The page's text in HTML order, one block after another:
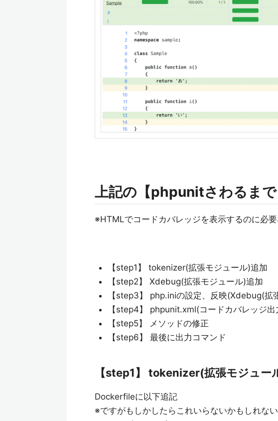
上記の【phpunitさわるま
※HTMLでコードカバレッジを表示するのに必
【step1】 tokenizer(拡張モジュール)追加
【step2】 Xdebug(拡張モジュール)追加
【step3】 php.iniの設定、反映(Xdebug(拡
【step4】 phpunit.xml(コードカバレッジ
【step5】 メソッドの修正
【step6】 最後に出力コマンド
【step1】 tokenizer(拡張モジュー
Dockerfileに以下追記
※ですがもしかしたらこれいらないかもしれな